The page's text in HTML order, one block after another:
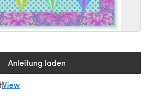
Anleitung laden(öffnet sich in einem neuen
View